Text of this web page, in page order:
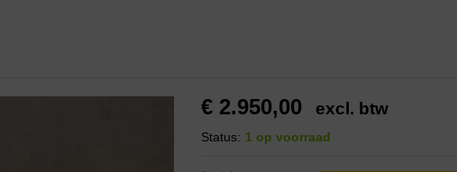
€ 2.950,00 excl. btw
Status: 1 op voorraad